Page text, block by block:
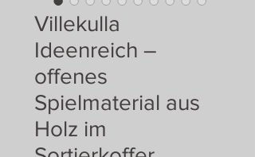
Villekulla
Ideenreich –
offenes
Spielmaterial aus
Holz im